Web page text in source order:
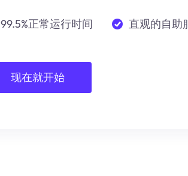
99.5%正常运行时间 直观的自助
现在就开始